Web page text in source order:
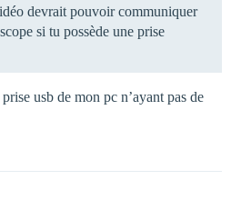
devrait pouvoir communiquer
si tu possède une prise
usb de mon pc n’ayant pas de